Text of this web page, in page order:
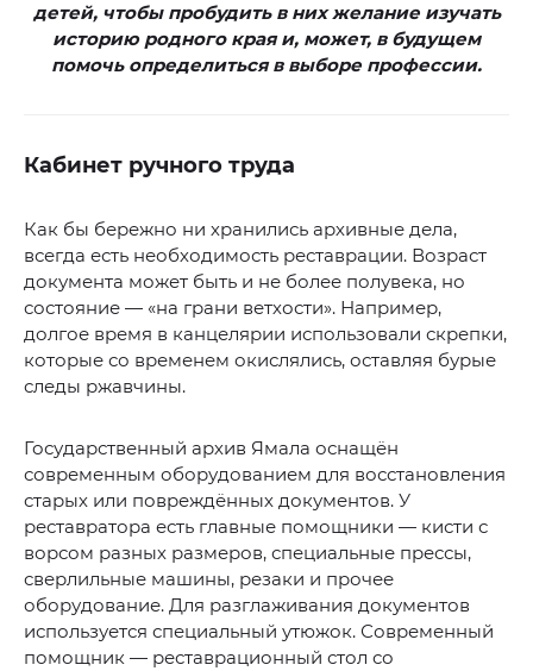
детей, чтобы пробудить в них желание изучать
историю родного края и, может, в будущем
помочь определиться в выборе профессии.
Кабинет ручного труда
Как бы бережно ни хранились архивные дела,
всегда есть необходимость реставрации. Возраст
документа может быть и не более полувека, но
состояние — «на грани ветхости». Например,
долгое время в канцелярии использовали скрепки,
которые со временем окислялись, оставляя бурые
следы ржавчины.
Государственный архив Ямала оснащён
современным оборудованием для восстановления
старых или повреждённых документов. У
реставратора есть главные помощники — кисти с
ворсом разных размеров, специальные прессы,
сверлильные машины, резаки и прочее
оборудование. Для разглаживания документов
используется специальный утюжок. Современный
помощник — реставрационный стол со